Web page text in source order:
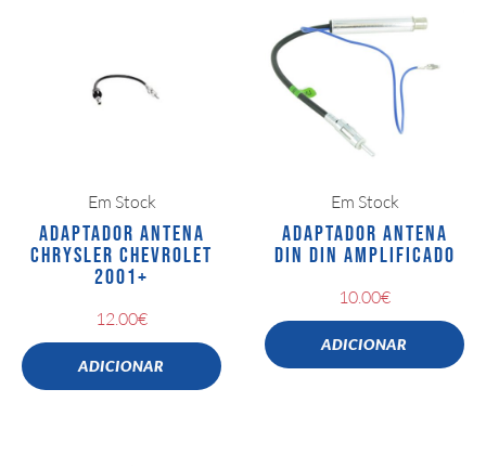
Em Stock
ADAPTADOR ANTENA
CHRYSLER CHEVROLET
2001+
12.00€
ADICIONAR
Em Stock
ADAPTADOR ANTENA
DIN DIN AMPLIFICADO
10.00€
ADICIONAR